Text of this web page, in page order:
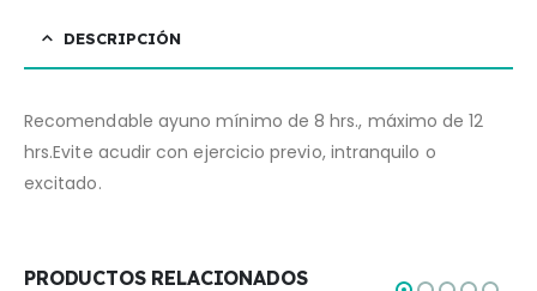
DESCRIPCIÓN
Recomendable ayuno mínimo de 8 hrs., máximo de 12
hrs.Evite acudir con ejercicio previo, intranquilo o
excitado.
PRODUCTOS RELACIONADOS